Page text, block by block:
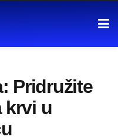
Pridružite
krvi u